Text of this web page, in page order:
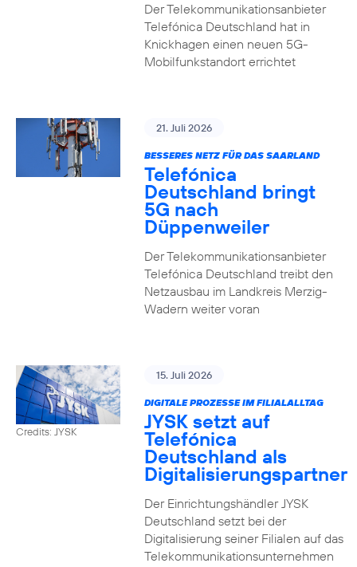
Der Telekommunikationsanbieter
Telefónica Deutschland hat in
Knickhagen einen neuen 5G-
Mobilfunkstandort errichtet
21. Juli 2026
BESSERES NETZ FÜR DAS SAARLAND
Telefónica
Deutschland bringt
5G nach
Düppenweiler
Der Telekommunikationsanbieter
Telefónica Deutschland treibt den
Netzausbau im Landkreis Merzig-
Wadern weiter voran
Credits: JYSK
15. Juli 2026
DIGITALE PROZESSE IM FILIALALLTAG
JYSK setzt auf
Telefónica
Deutschland als
Digitalisierungspartner
Der Einrichtungshändler JYSK
Deutschland setzt bei der
Digitalisierung seiner Filialen auf das
Telekommunikationsunternehmen